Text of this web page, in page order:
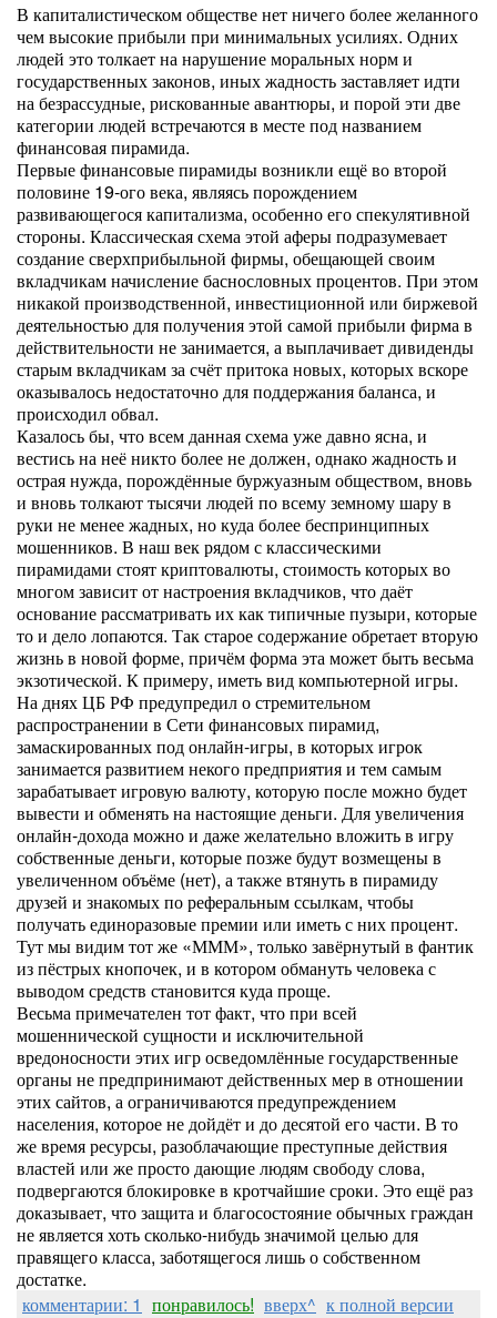
В капиталистическом обществе нет ничего более желанного
чем высокие прибыли при минимальных усилиях. Одних
людей это толкает на нарушение моральных норм и
государственных законов, иных жадность заставляет идти
на безрассудные, рискованные авантюры, и порой эти две
категории людей встречаются в месте под названием
финансовая пирамида.
Первые финансовые пирамиды возникли ещё во второй
половине 19-ого века, являясь порождением
развивающегося капитализма, особенно его спекулятивной
стороны. Классическая схема этой аферы подразумевает
создание сверхприбыльной фирмы, обещающей своим
вкладчикам начисление баснословных процентов. При этом
никакой производственной, инвестиционной или биржевой
деятельностью для получения этой самой прибыли фирма в
действительности не занимается, а выплачивает дивиденды
старым вкладчикам за счёт притока новых, которых вскоре
оказывалось недостаточно для поддержания баланса, и
происходил обвал.
Казалось бы, что всем данная схема уже давно ясна, и
вестись на неё никто более не должен, однако жадность и
острая нужда, порождённые буржуазным обществом, вновь
и вновь толкают тысячи людей по всему земному шару в
руки не менее жадных, но куда более беспринципных
мошенников. В наш век рядом с классическими
пирамидами стоят криптовалюты, стоимость которых во
многом зависит от настроения вкладчиков, что даёт
основание рассматривать их как типичные пузыри, которые
то и дело лопаются. Так старое содержание обретает вторую
жизнь в новой форме, причём форма эта может быть весьма
экзотической. К примеру, иметь вид компьютерной игры.
На днях ЦБ РФ предупредил о стремительном
распространении в Сети финансовых пирамид,
замаскированных под онлайн-игры, в которых игрок
занимается развитием некого предприятия и тем самым
зарабатывает игровую валюту, которую после можно будет
вывести и обменять на настоящие деньги. Для увеличения
онлайн-дохода можно и даже желательно вложить в игру
собственные деньги, которые позже будут возмещены в
увеличенном объёме (нет), а также втянуть в пирамиду
друзей и знакомых по реферальным ссылкам, чтобы
получать единоразовые премии или иметь с них процент.
Тут мы видим тот же «МММ», только завёрнутый в фантик
из пёстрых кнопочек, и в котором обмануть человека с
выводом средств становится куда проще.
Весьма примечателен тот факт, что при всей
мошеннической сущности и исключительной
вредоносности этих игр осведомлённые государственные
органы не предпринимают действенных мер в отношении
этих сайтов, а ограничиваются предупреждением
населения, которое не дойдёт и до десятой его части. В то
же время ресурсы, разоблачающие преступные действия
властей или же просто дающие людям свободу слова,
подвергаются блокировке в кротчайшие сроки. Это ещё раз
доказывает, что защита и благосостояние обычных граждан
не является хоть сколько-нибудь значимой целью для
правящего класса, заботящегося лишь о собственном
достатке.
комментарии: 1 понравилось! вверх^ к полной версии